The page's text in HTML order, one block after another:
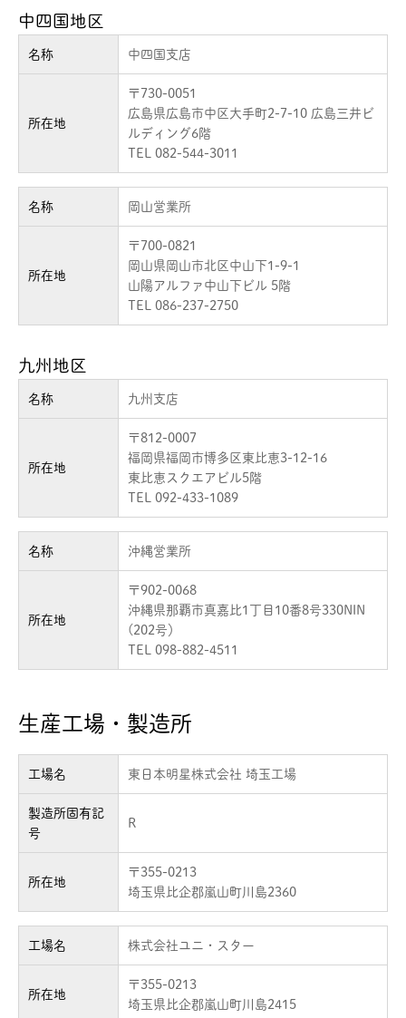
中四国地区
名称 中四国支店
所在地
〒730-0051
広島県広島市中区大手町2-7-10 広島三井ビ
ルディング6階
TEL 082-544-3011
名称 岡山営業所
所在地
〒700-0821
岡山県岡山市北区中山下1-9-1
山陽アルファ中山下ビル 5階
TEL 086-237-2750
九州地区
名称 九州支店
所在地
〒812-0007
福岡県福岡市博多区東比恵3-12-16
東比恵スクエアビル5階
TEL 092-433-1089
名称 沖縄営業所
所在地
〒902-0068
沖縄県那覇市真嘉比1丁目10番8号330NIN
(202号）
TEL 098-882-4511
生産工場・製造所
工場名 東日本明星株式会社 埼玉工場
製造所固有記
号
R
所在地
〒355-0213
埼玉県比企郡嵐山町川島2360
工場名 株式会社ユニ・スター
所在地
〒355-0213
埼玉県比企郡嵐山町川島2415